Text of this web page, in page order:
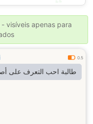
visíveis apenas para
0.5
طالبة احب التعرف على